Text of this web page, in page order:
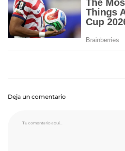
Deja un comentario